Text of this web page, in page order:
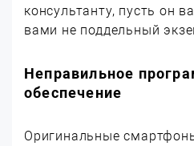
консультанту, пусть он
вами не поддельный
Неправильное
обеспечение
Оригинальные